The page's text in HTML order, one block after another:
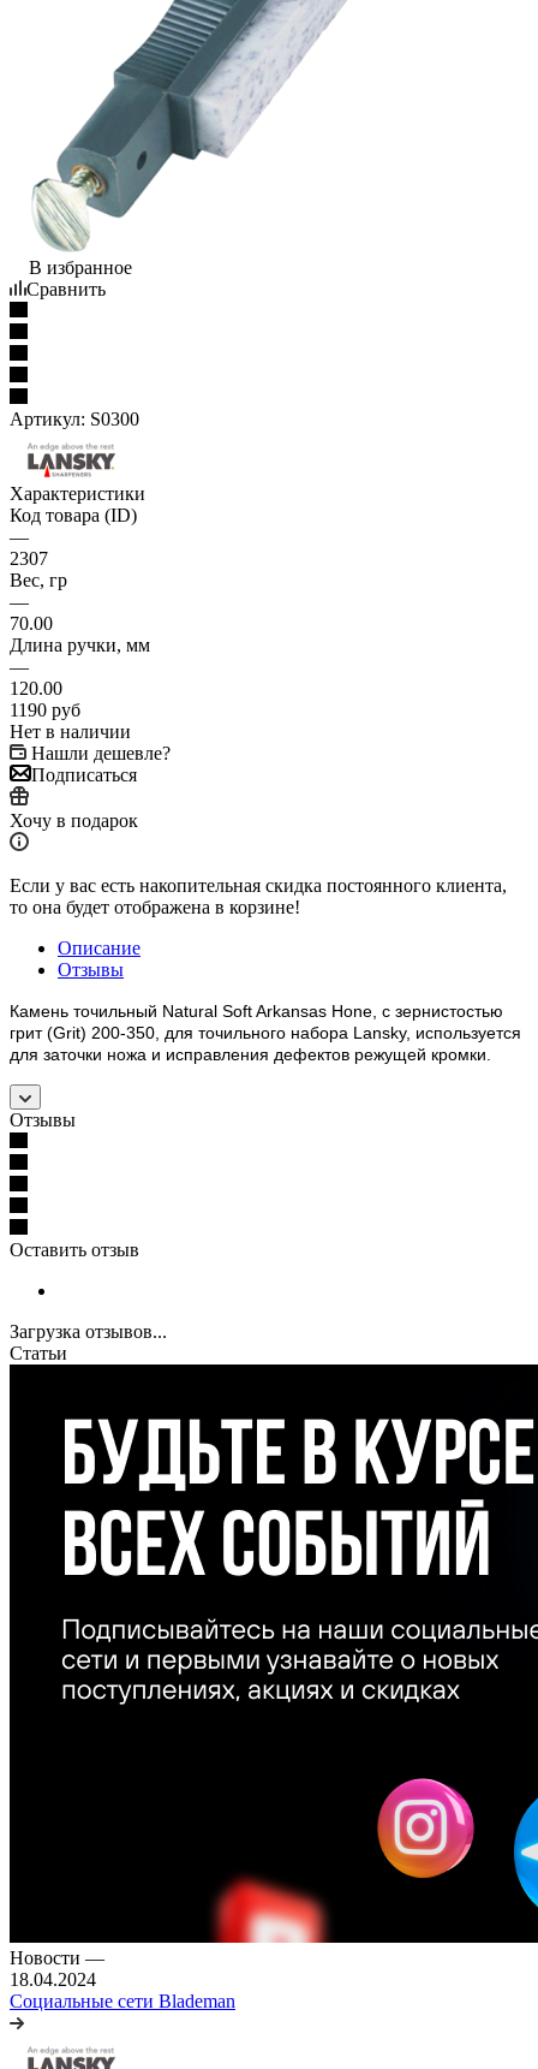
В избранное
Сравнить
Артикул: S0300
Характеристики
Код товара (ID)
—
2307
Вес, гр
—
70.00
Длина ручки, мм
—
120.00
1190 руб
Нет в наличии
Нашли дешевле?
Подписаться
Хочу в подарок
Если у вас есть накопительная скидка постоянного клиента,
то она будет отображена в корзине!
Описание
Отзывы
Камень точильный Natural Soft Arkansas Hone, с зернистостью
грит (Grit) 200-350, для точильного набора Lansky, используется
для заточки ножа и исправления дефектов режущей кромки.
Отзывы
Оставить отзыв
Загрузка отзывов...
Статьи
Новости —
18.04.2024
Социальные сети Blademan